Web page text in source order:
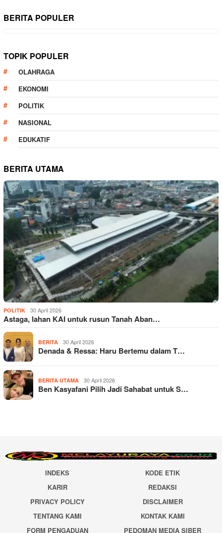
BERITA POPULER
TOPIK POPULER
OLAHRAGA
EKONOMI
POLITIK
NASIONAL
EDUKATIF
BERITA UTAMA
POLITIK 30 April 2026
Astaga, lahan KAI untuk rusun Tanah Aban…
BERITA 30 April 2026
Denada & Ressa: Haru Bertemu dalam T…
BERITA UTAMA 30 April 2026
Ben Kasyafani Pilih Jadi Sahabat untuk S…
INDEKS
KODE ETIK
KARIR
REDAKSI
PRIVACY POLICY
DISCLAIMER
TENTANG KAMI
KONTAK KAMI
FORM PENGADUAN
PEDOMAN MEDIA SIBER